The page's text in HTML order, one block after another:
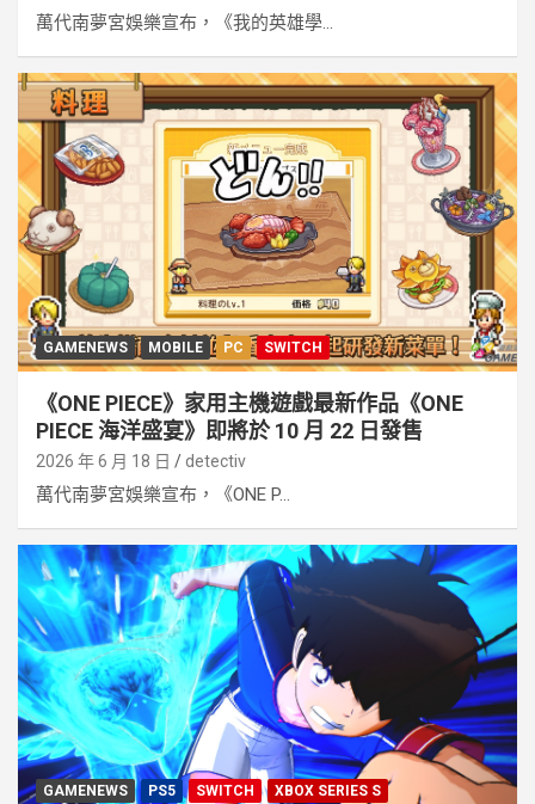
萬代南夢宮娛樂宣布，《我的英雄學...
GAMENEWS MOBILE PC SWITCH
《ONE PIECE》家用主機遊戲最新作品《ONE
PIECE 海洋盛宴》即將於 10 月 22 日發售
2026 年 6 月 18 日 detectiv
萬代南夢宮娛樂宣布，《ONE P...
GAMENEWS PS5 SWITCH
XBOX SERIES S